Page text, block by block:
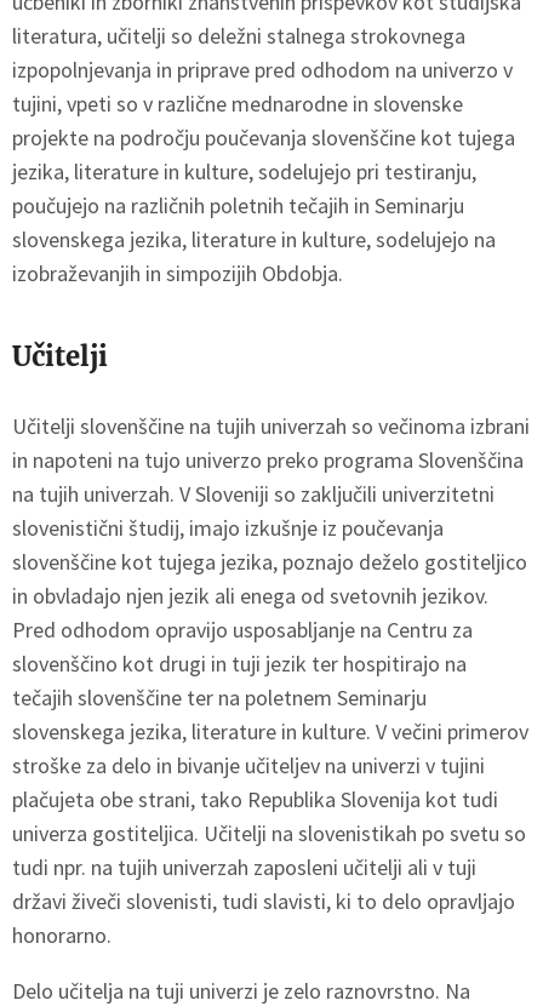
literatura, učitelji so deležni stalnega strokovnega
izpopolnjevanja in priprave pred odhodom na univerzo v
tujini, vpeti so v različne mednarodne in slovenske
projekte na področju poučevanja slovenščine kot tujega
jezika, literature in kulture, sodelujejo pri testiranju,
poučujejo na različnih poletnih tečajih in Seminarju
slovenskega jezika, literature in kulture, sodelujejo na
izobraževanjih in simpozijih Obdobja.
Učitelji
Učitelji slovenščine na tujih univerzah so večinoma izbrani
in napoteni na tujo univerzo preko programa Slovenščina
na tujih univerzah. V Sloveniji so zaključili univerzitetni
slovenistični študij, imajo izkušnje iz poučevanja
slovenščine kot tujega jezika, poznajo deželo gostiteljico
in obvladajo njen jezik ali enega od svetovnih jezikov.
Pred odhodom opravijo usposabljanje na Centru za
slovenščino kot drugi in tuji jezik ter hospitirajo na
tečajih slovenščine ter na poletnem Seminarju
slovenskega jezika, literature in kulture. V večini primerov
stroške za delo in bivanje učiteljev na univerzi v tujini
plačujeta obe strani, tako Republika Slovenija kot tudi
univerza gostiteljica. Učitelji na slovenistikah po svetu so
tudi npr. na tujih univerzah zaposleni učitelji ali v tuji
državi živeči slovenisti, tudi slavisti, ki to delo opravljajo
honorarno.
Delo učitelja na tuji univerzi je zelo raznovrstno. Na